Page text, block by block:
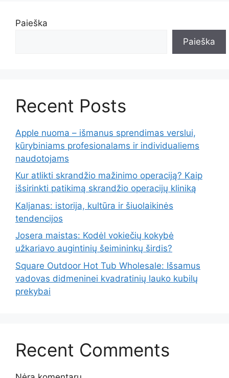
Paieška
Paieška
Recent Posts
Apple nuoma – išmanus sprendimas verslui,
kūrybiniams profesionalams ir individualiems
naudotojams
Kur atlikti skrandžio mažinimo operaciją? Kaip
išsirinkti patikimą skrandžio operacijų kliniką
Kaljanas: istorija, kultūra ir šiuolaikinės
tendencijos
Josera maistas: Kodėl vokiečių kokybė
užkariavo augintinių šeimininkų širdis?
Square Outdoor Hot Tub Wholesale: Išsamus
vadovas didmeninei kvadratinių lauko kubilų
prekybai
Recent Comments